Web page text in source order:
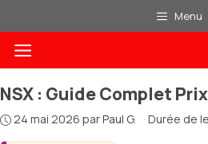
au
contenu
Menu
Menu
NSX : Guide Complet
24 mai 2026 parPaul G. · Durée de